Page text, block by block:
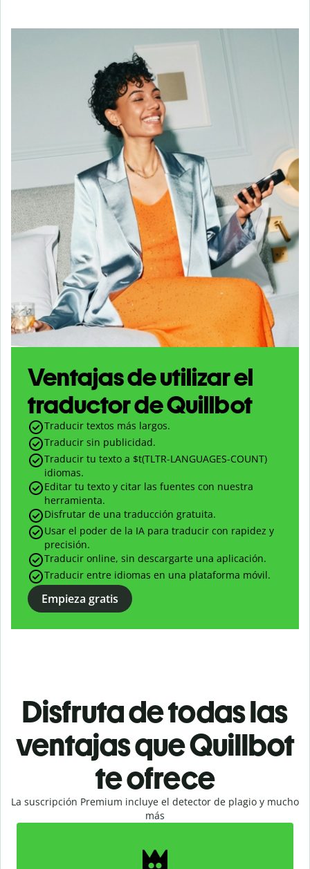
Ventajas de utilizar el
traductor de Quillbot
Traducir textos más largos.
Traducir sin publicidad.
Traducir tu texto a $t(TLTR-LANGUAGES-COUNT)
idiomas.
Editar tu texto y citar las fuentes con nuestra
herramienta.
Disfrutar de una traducción gratuita.
Usar el poder de la IA para traducir con rapidez y
precisión.
Traducir online, sin descargarte una aplicación.
Traducir entre idiomas en una plataforma móvil.
Empieza gratis
Disfruta de todas las
ventajas que Quillbot
te ofrece
La suscripción Premium incluye el detector de plagio y mucho
más